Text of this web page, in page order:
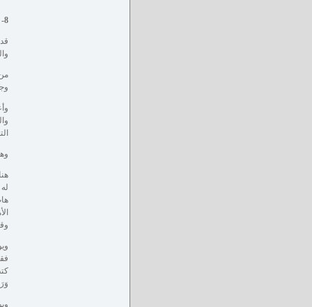
8- الخطاب وفقه اهتبال الفرصة السانحة وتوظيفها في خدمة الإسلام دعوة وحركة: